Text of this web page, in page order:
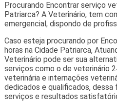
Procurando Encontrar serviço
Patriarca? A Veterinário, tem
emergencial, dispondo de
Caso esteja procurando por
horas na Cidade Patriarca,
Veterinário pode ser sua
serviços como o de veterinário
veterinária e internações
dedicados e qualificados,
serviços e resultados